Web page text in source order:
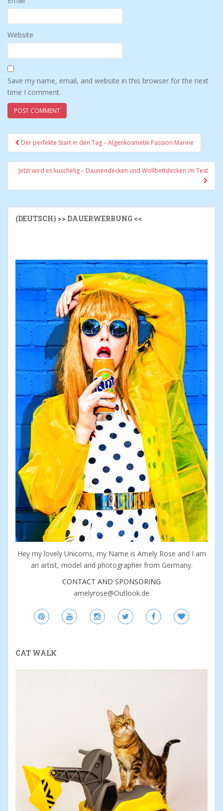
Website
Save my name, email, and website in this browser for the next
time I comment.
Post navigation
Der perfekte Start in den Tag – Algenkosmetik Passion Marine
Jetzt wird es kuschelig – Daunendecken und Wollbettdecken im Test
(DEUTSCH) >> DAUERWERBUNG <<
Hey my lovely Unicorns, my Name is Amely Rose and I am
an artist, model and photographer from Germany.
CONTACT AND SPONSORING
amelyrose@Outlook.de
CAT WALK